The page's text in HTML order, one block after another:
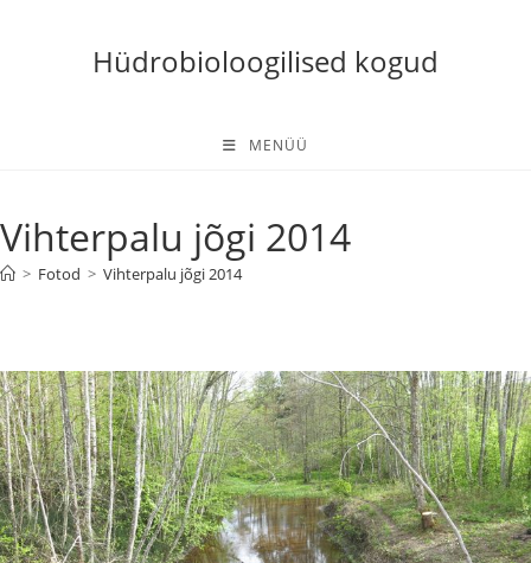
Hüdrobioloogilised kogud
MENÜÜ
Vihterpalu jõgi 2014
> Fotod > Vihterpalu jõgi 2014